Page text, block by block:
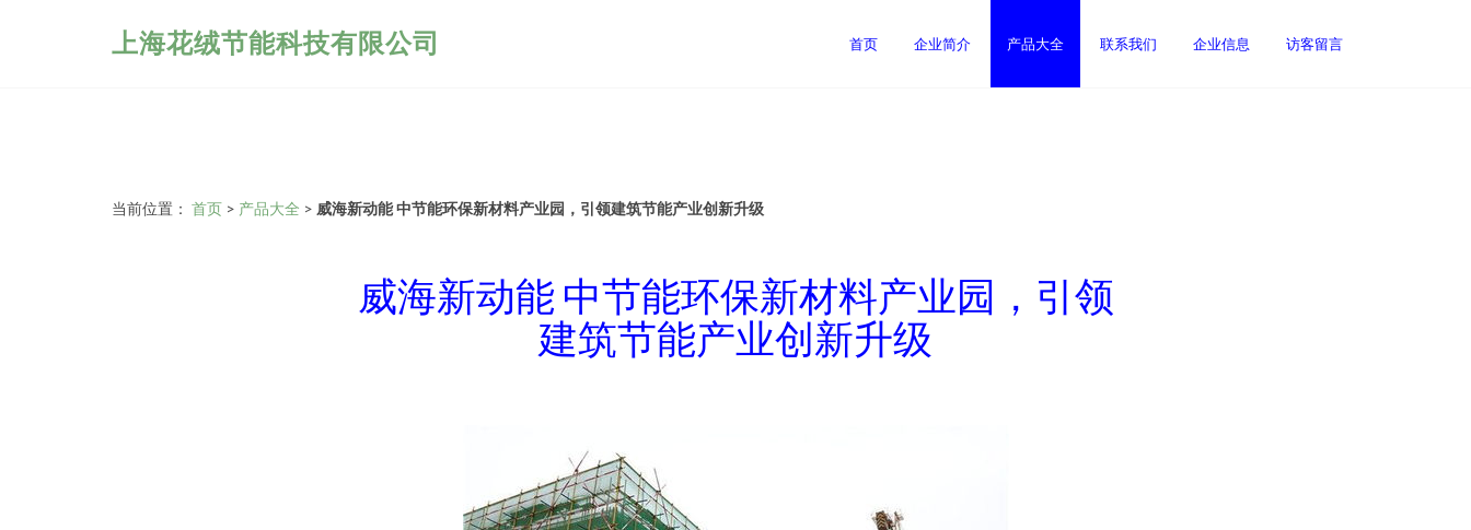
上海花绒节能科技有限公司 首页 企业简介 产品大全 联系我们 企业信息 访客留言
当前位置： 首页 > 产品大全 > 威海新动能 中节能环保新材料产业园，引领建筑节能产业创新升级
威海新动能 中节能环保新材料产业园，引领
建筑节能产业创新升级